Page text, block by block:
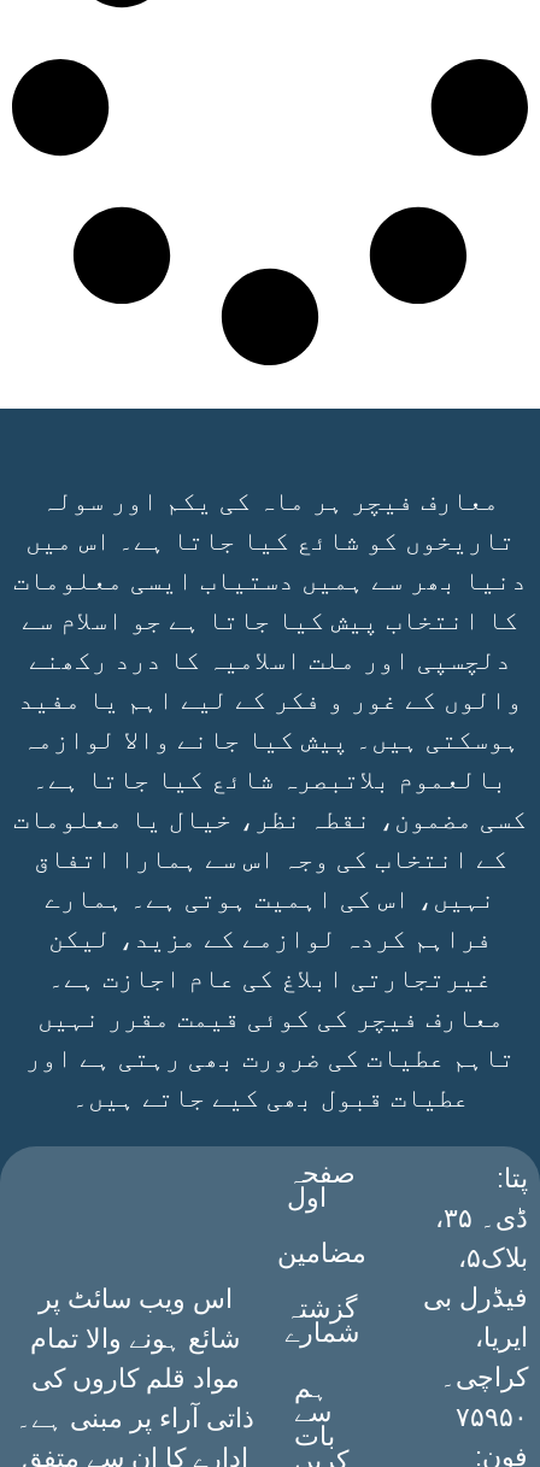
معارف فیچر ہر ماہ کی یکم اور سولہ
تاریخوں کو شائع کیا جاتا ہے۔ اس میں
دنیا بھر سے ہمیں دستیاب ایسی معلومات
کا انتخاب پیش کیا جاتا ہے جو اسلام سے
دلچسپی اور ملت اسلامیہ کا درد رکھنے
والوں کے غور و فکر کے لیے اہم یا مفید
ہوسکتی ہیں۔ پیش کیا جانے والا لوازمہ
بالعموم بلاتبصرہ شائع کیا جاتا ہے۔
کسی مضمون، نقطہ نظر، خیال یا معلومات
کے انتخاب کی وجہ اس سے ہمارا اتفاق
نہیں، اس کی اہمیت ہوتی ہے۔ ہمارے
فراہم کردہ لوازمے کے مزید، لیکن
غیرتجارتی ابلاغ کی عام اجازت ہے۔
معارف فیچر کی کوئی قیمت مقرر نہیں
تاہم عطیات کی ضرورت بھی رہتی ہے اور
عطیات قبول بھی کیے جاتے ہیں۔
:پتا
ڈی۔ ۳۵،
بلاک۵،
فیڈرل بی
ایریا،
کراچی۔
۷۵۹۵۰
فون:
صفحہ
اول
مضامین
گزشتہ
شمارے
ہم
سے
بات
کریں
اس ویب سائٹ پر
شائع ہونے والا تمام
مواد قلم کاروں کی
ذاتی آراء پر مبنی ہے۔
ادارے کا ان سے متفق